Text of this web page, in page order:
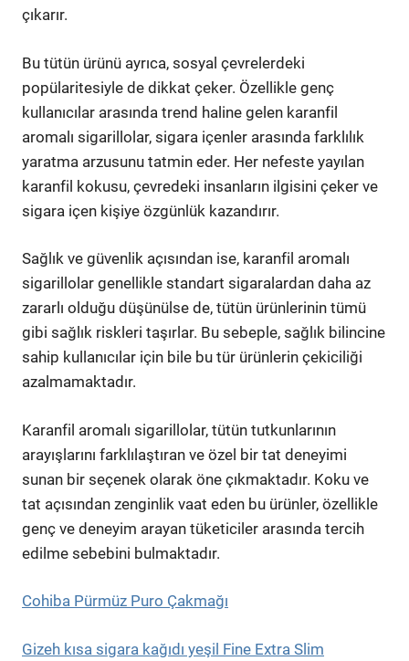
çıkarır.
Bu tütün ürünü ayrıca, sosyal çevrelerdeki
popülaritesiyle de dikkat çeker. Özellikle genç
kullanıcılar arasında trend haline gelen karanfil
aromalı sigarillolar, sigara içenler arasında farklılık
yaratma arzusunu tatmin eder. Her nefeste yayılan
karanfil kokusu, çevredeki insanların ilgisini çeker ve
sigara içen kişiye özgünlük kazandırır.
Sağlık ve güvenlik açısından ise, karanfil aromalı
sigarillolar genellikle standart sigaralardan daha az
zararlı olduğu düşünülse de, tütün ürünlerinin tümü
gibi sağlık riskleri taşırlar. Bu sebeple, sağlık bilincine
sahip kullanıcılar için bile bu tür ürünlerin çekiciliği
azalmamaktadır.
Karanfil aromalı sigarillolar, tütün tutkunlarının
arayışlarını farklılaştıran ve özel bir tat deneyimi
sunan bir seçenek olarak öne çıkmaktadır. Koku ve
tat açısından zenginlik vaat eden bu ürünler, özellikle
genç ve deneyim arayan tüketiciler arasında tercih
edilme sebebini bulmaktadır.
Cohiba Pürmüz Puro Çakmağı
Gizeh kısa sigara kağıdı yeşil Fine Extra Slim